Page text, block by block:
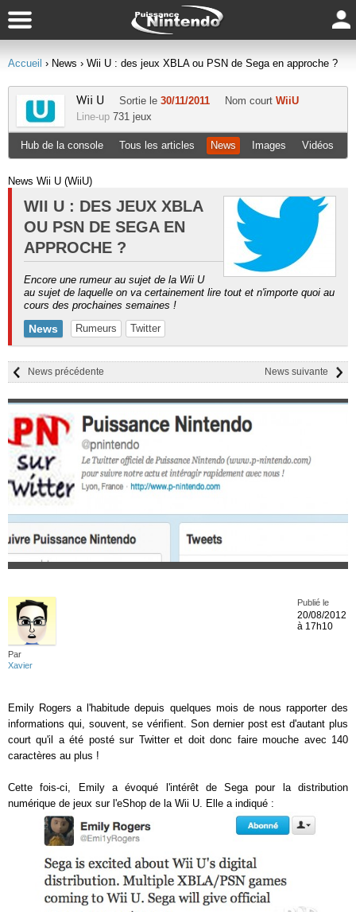
Accueil › News › Wii U : des jeux XBLA ou PSN de Sega en approche ?
Wii U Sortie le 30/11/2011 Nom court WiiU
Line-up 731 jeux
Hub de la console Tous les articles News Images Vidéos
News Wii U (WiiU)
WII U : DES JEUX XBLA
OU PSN DE SEGA EN
APPROCHE ?
Encore une rumeur au sujet de la Wii U
au sujet de laquelle on va certainement lire tout et n'importe quoi au
cours des prochaines semaines !
News Rumeurs Twitter
News suivante
News précédente
Par
Xavier
Publié le
20/08/2012
à 17h10
Emily Rogers a l'habitude depuis quelques mois de nous rapporter des
informations qui, souvent, se vérifient. Son dernier post est d'autant plus
court qu'il a été posté sur Twitter et doit donc faire mouche avec 140
caractères au plus !
Cette fois-ci, Emily a évoqué l'intérêt de Sega pour la distribution
numérique de jeux sur l'eShop de la Wii U. Elle a indiqué :